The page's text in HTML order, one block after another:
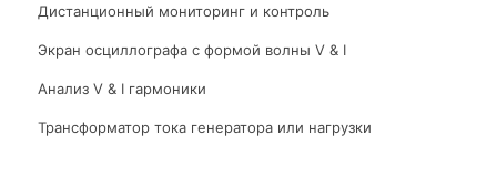
Дистанционный мониторинг и контроль
Экран осциллографа с формой волны V & I
Анализ V & I гармоники
Трансформатор тока генератора или нагрузки